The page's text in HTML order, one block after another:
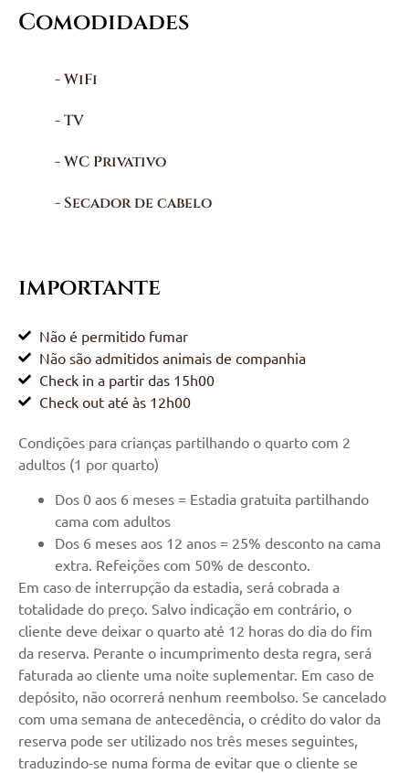
Comodidades
- WiFi
- TV
- WC Privativo
- Secador de cabelo
importante
Não é permitido fumar
Não são admitidos animais de companhia
Check in a partir das 15h00
Check out até às 12h00
Condições para crianças partilhando o quarto com 2
adultos (1 por quarto)
Dos 0 aos 6 meses = Estadia gratuita partilhando
cama com adultos
Dos 6 meses aos 12 anos = 25% desconto na cama
extra. Refeições com 50% de desconto.
Em caso de interrupção da estadia, será cobrada a
totalidade do preço. Salvo indicação em contrário, o
cliente deve deixar o quarto até 12 horas do dia do fim
da reserva. Perante o incumprimento desta regra, será
faturada ao cliente uma noite suplementar. Em caso de
depósito, não ocorrerá nenhum reembolso. Se cancelado
com uma semana de antecedência, o crédito do valor da
reserva pode ser utilizado nos três meses seguintes,
traduzindo-se numa forma de evitar que o cliente se